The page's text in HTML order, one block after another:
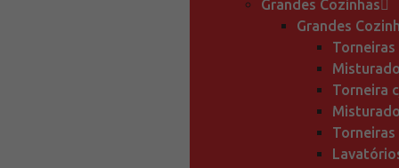
Grandes Cozinhas
Grandes
Torneiras
Torneira